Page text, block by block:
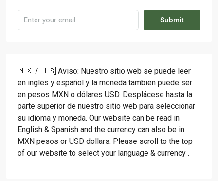
Submit
🇲🇽 / 🇺🇸 Aviso: Nuestro sitio web se puede leer
en inglés y español y la moneda también puede ser
en pesos MXN o dólares USD. Desplácese hasta la
parte superior de nuestro sitio web para seleccionar
su idioma y moneda. Our website can be read in
English & Spanish and the currency can also be in
MXN pesos or USD dollars. Please scroll to the top
of our website to select your language & currency .